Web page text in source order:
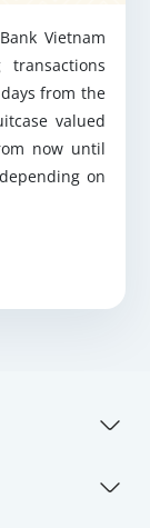
Vietnam
from the
valued
now until
on